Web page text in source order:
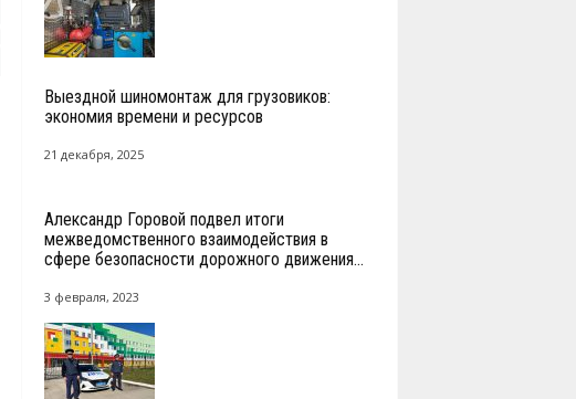
Выездной шиномонтаж для грузовиков:
экономия времени и ресурсов
21 декабря, 2025
Александр Горовой подвел итоги
межведомственного взаимодействия в
сфере безопасности дорожного движения...
3 февраля, 2023